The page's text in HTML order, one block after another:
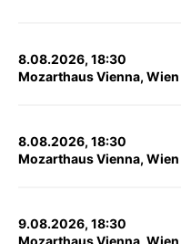
8.08.2026, 18:30
Mozarthaus Vienna, Wien
8.08.2026, 18:30
Mozarthaus Vienna, Wien
9.08.2026, 18:30
Mozarthaus Vienna, Wien